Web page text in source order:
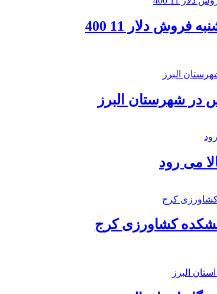
دلار 11 400
در شهرستان البرز
می رود
کشاورزی کرج